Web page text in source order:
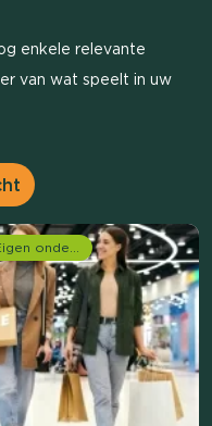
enkele relevante
van wat speelt in uw
Eigen onderzoeken